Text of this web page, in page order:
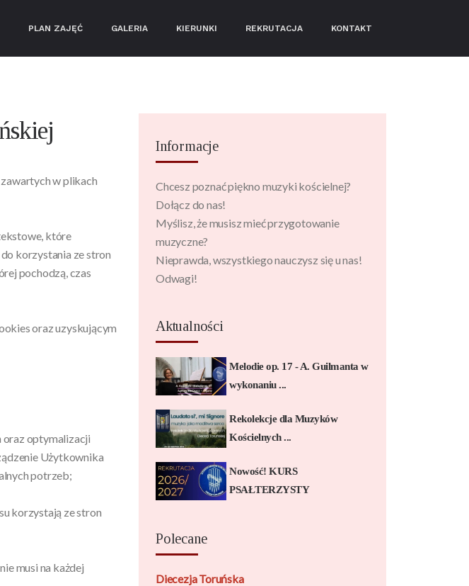
PLAN ZAJĘĆ GALERIA KIERUNKI REKRUTACJA KONTAKT
w plikach
które
korzystania ze stron
pochodzą, czas
oraz uzyskującym
oraz optymalizacji
Użytkownika
potrzeb;
korzystają ze stron
musi na każdej
Informacje
Chcesz poznać piękno muzyki kościelnej?
Dołącz do nas!
Myślisz, że musisz mieć przygotowanie
muzyczne?
Nieprawda, wszystkiego nauczysz się u nas!
Odwagi!
Aktualności
Melodie op. 17 - A. Guilmanta w
wykonaniu ...
Rekolekcje dla Muzyków
Kościelnych ...
Nowość! KURS
PSAŁTERZYSTY
Polecane
Diecezja Toruńska